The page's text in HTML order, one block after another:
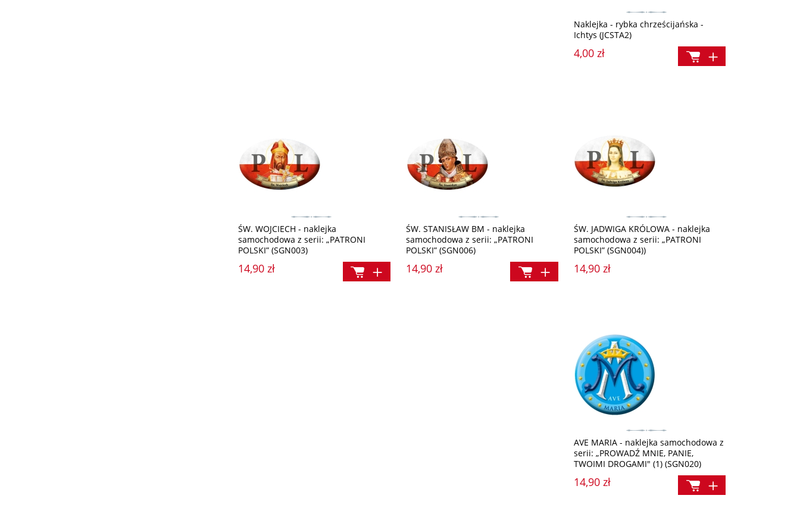
Naklejka - rybka chrześcijańska -
Ichtys (JCSTA2)
4,00 zł
ŚW. WOJCIECH - naklejka
samochodowa z serii: „PATRONI
POLSKI” (SGN003)
14,90 zł
ŚW. STANISŁAW BM - naklejka
samochodowa z serii: „PATRONI
POLSKI” (SGN006)
14,90 zł
ŚW. JADWIGA KRÓLOWA - naklejka
samochodowa z serii: „PATRONI
POLSKI” (SGN004))
14,90 zł
AVE MARIA - naklejka samochodowa z
serii: „PROWADŹ MNIE, PANIE,
TWOIMI DROGAMI" (1) (SGN020)
14,90 zł